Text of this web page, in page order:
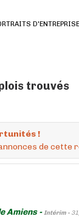
trouvés
!
de cette
Amiens -Intérim -